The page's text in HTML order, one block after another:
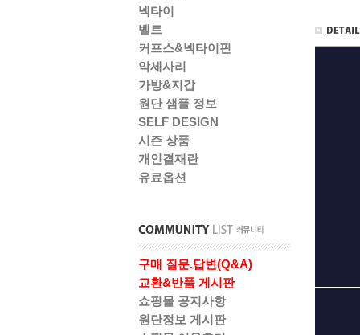
넥타이
벨트
커프스&넥타이핀
악세사리
가방&지갑
원단 샘플 정보
SELF DESIGN
시즌 상품
개인결재란
유료옵션
구매 질문.답변(Q&A)
교환&반품 게시판
쇼핑몰 공지사항
원단정보 게시판